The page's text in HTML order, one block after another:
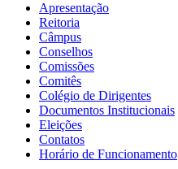
Apresentação
Reitoria
Câmpus
Conselhos
Comissões
Comitês
Colégio de Dirigentes
Documentos Institucionais
Eleições
Contatos
Horário de Funcionamento